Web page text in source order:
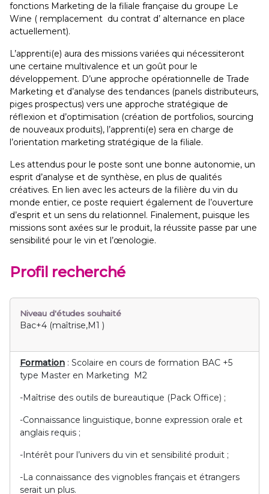
fonctions Marketing de la filiale française du groupe Le
Wine ( remplacement du contrat d’ alternance en place
actuellement).
L’apprenti(e) aura des missions variées qui nécessiteront
une certaine multivalence et un goût pour le
développement. D’une approche opérationnelle de Trade
Marketing et d’analyse des tendances (panels distributeurs,
piges prospectus) vers une approche stratégique de
réflexion et d’optimisation (création de portfolios, sourcing
de nouveaux produits), l’apprenti(e) sera en charge de
l’orientation marketing stratégique de la filiale.
Les attendus pour le poste sont une bonne autonomie, un
esprit d’analyse et de synthèse, en plus de qualités
créatives. En lien avec les acteurs de la filière du vin du
monde entier, ce poste requiert également de l’ouverture
d’esprit et un sens du relationnel. Finalement, puisque les
missions sont axées sur le produit, la réussite passe par une
sensibilité pour le vin et l’œnologie.
Profil recherché
Niveau d'études souhaité
Bac+4 (maîtrise,M1 )
Formation : Scolaire en cours de formation BAC +5
type Master en Marketing M2
-Maîtrise des outils de bureautique (Pack Office) ;
-Connaissance linguistique, bonne expression orale et
anglais requis ;
-Intérêt pour l’univers du vin et sensibilité produit ;
-La connaissance des vignobles français et étrangers
serait un plus.